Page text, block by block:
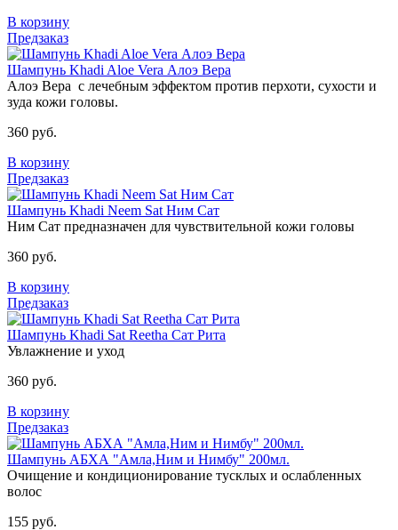
В корзину
Предзаказ
Шампунь Khadi Aloe Vera Алоэ Вера
Алоэ Вера с лечебным эффектом против перхоти, сухости и
зуда кожи головы.
360 руб.
В корзину
Предзаказ
Шампунь Khadi Neem Sat Ним Сат
Ним Сат предназначен для чувствительной кожи головы
360 руб.
В корзину
Предзаказ
Шампунь Khadi Sat Reetha Сат Рита
Увлажнение и уход
360 руб.
В корзину
Предзаказ
Шампунь АБХА "Амла,Ним и Нимбу" 200мл.
Очищение и кондиционирование тусклых и ослабленных
волос
155 руб.